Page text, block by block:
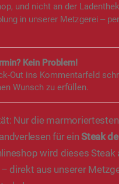
und nicht an der
in unserer Metzgerei –
Kein Problem!
Out ins Kommentarfeld
Wunsch zu erfüllen.
Nur die
für einSteak
wird dieses Steak
direkt aus unserer